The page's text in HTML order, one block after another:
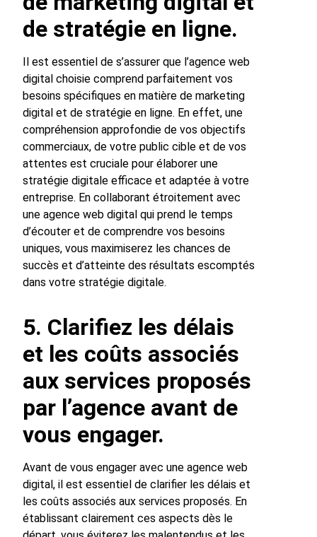
de stratégie en ligne.
Il est essentiel de s’assurer que l’agence web
digital choisie comprend parfaitement vos
besoins spécifiques en matière de marketing
digital et de stratégie en ligne. En effet, une
compréhension approfondie de vos objectifs
commerciaux, de votre public cible et de vos
attentes est cruciale pour élaborer une
stratégie digitale efficace et adaptée à votre
entreprise. En collaborant étroitement avec
une agence web digital qui prend le temps
d’écouter et de comprendre vos besoins
uniques, vous maximiserez les chances de
succès et d’atteinte des résultats escomptés
dans votre stratégie digitale.
5. Clarifiez les délais
et les coûts associés
aux services proposés
par l’agence avant de
vous engager.
Avant de vous engager avec une agence web
digital, il est essentiel de clarifier les délais et
les coûts associés aux services proposés. En
établissant clairement ces aspects dès le